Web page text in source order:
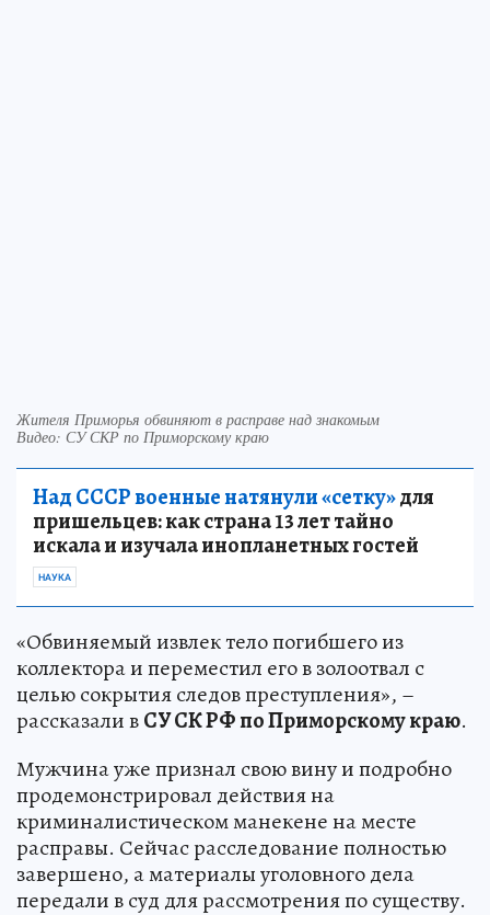
Жителя Приморья обвиняют в расправе над знакомым
Видео: СУ СКР по Приморскому краю
Над СССР военные натянули «сетку»для
пришельцев: как страна 13 лет тайно
искала и изучала инопланетных гостей
НАУКА
«Обвиняемый извлек тело погибшего из
коллектора и переместил его в золоотвал с
целью сокрытия следов преступления», –
рассказали вСУ СК РФ по Приморскому краю.
Мужчина уже признал свою вину и подробно
продемонстрировал действия на
криминалистическом манекене на месте
расправы. Сейчас расследование полностью
завершено, а материалы уголовного дела
передали в суд для рассмотрения по существу.